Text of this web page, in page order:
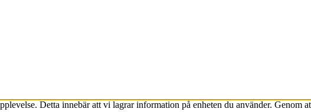
Detta innebär att vi lagrar information på enheten du använder. Genom